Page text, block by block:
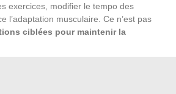
exercices, modifier le tempo des
l’adaptation musculaire. Ce n’est pas
ciblées pour maintenir la